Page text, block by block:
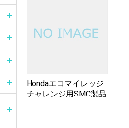
Hondaエコマイレッジ
チャレンジ用SMC製品